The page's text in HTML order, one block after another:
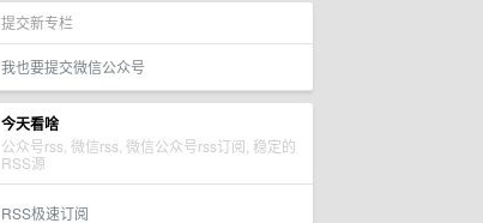
提交新专栏
我也要提交微信公众号
今天看啥
公众号rss, 微信rss, 微信公众号rss订阅, 稳定的
RSS源
RSS极速订阅